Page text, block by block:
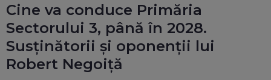
Cine va conduce Primăria
Sectorului 3, până în 2028.
Susținătorii și oponenții lui
Robert Negoiță